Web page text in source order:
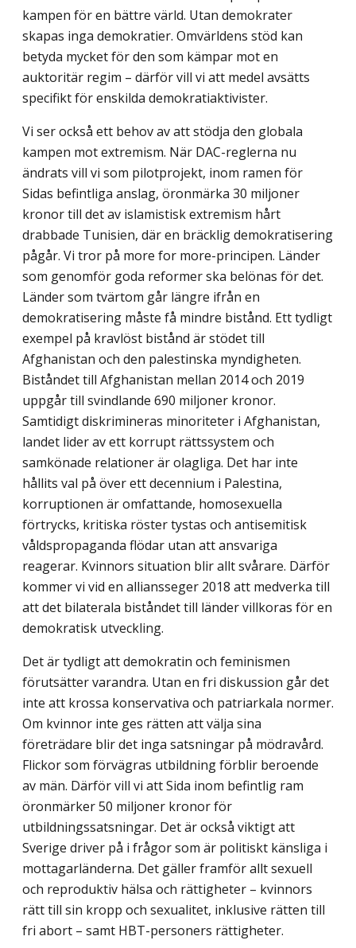
kampen för en bättre värld. Utan demokrater
skapas inga demokratier. Omvärldens stöd kan
betyda mycket för den som kämpar mot en
auktoritär regim – därför vill vi att medel avsätts
specifikt för enskilda demokratiaktivister.
Vi ser också ett behov av att stödja den globala
kampen mot extremism. När DAC-reglerna nu
ändrats vill vi som pilotprojekt, inom ramen för
Sidas befintliga anslag, öronmärka 30 miljoner
kronor till det av islamistisk extremism hårt
drabbade Tunisien, där en bräcklig demokratisering
pågår. Vi tror på more for more-principen. Länder
som genomför goda reformer ska belönas för det.
Länder som tvärtom går längre ifrån en
demokratisering måste få mindre bistånd. Ett tydligt
exempel på kravlöst bistånd är stödet till
Afghanistan och den palestinska myndigheten.
Biståndet till Afghanistan mellan 2014 och 2019
uppgår till svindlande 690 miljoner kronor.
Samtidigt diskrimineras minoriteter i Afghanistan,
landet lider av ett korrupt rättssystem och
samkönade relationer är olagliga. Det har inte
hållits val på över ett decennium i Palestina,
korruptionen är omfattande, homosexuella
förtrycks, kritiska röster tystas och antisemitisk
våldspropaganda flödar utan att ansvariga
reagerar. Kvinnors situation blir allt svårare. Därför
kommer vi vid en alliansseger 2018 att medverka till
att det bilaterala biståndet till länder villkoras för en
demokratisk utveckling.
Det är tydligt att demokratin och feminismen
förutsätter varandra. Utan en fri diskussion går det
inte att krossa konservativa och patriarkala normer.
Om kvinnor inte ges rätten att välja sina
företrädare blir det inga satsningar på mödravård.
Flickor som förvägras utbildning förblir beroende
av män. Därför vill vi att Sida inom befintlig ram
öronmärker 50 miljoner kronor för
utbildningssatsningar. Det är också viktigt att
Sverige driver på i frågor som är politiskt känsliga i
mottagarländerna. Det gäller framför allt sexuell
och reproduktiv hälsa och rättigheter – kvinnors
rätt till sin kropp och sexualitet, inklusive rätten till
fri abort – samt HBT-personers rättigheter.